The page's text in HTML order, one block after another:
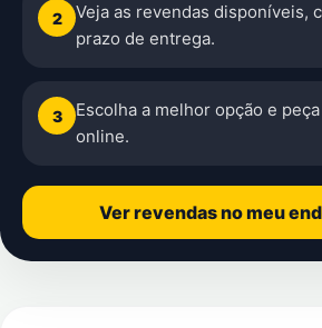
2
Veja as revendas disponíveis,
prazo de entrega.
3
Escolha a melhor opção e
online.
Ver revendas no meu